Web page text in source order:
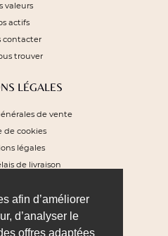
afin d’améliorer
d’analyser le
offres adaptées
valeurs
actifs
contacter
trouver
LÉGALES
de vente
de cookies
légales
de livraison